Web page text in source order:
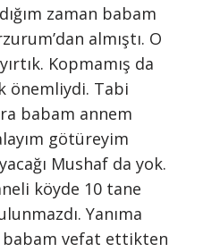
zaman babam
almıştı. O
Kopmamış da
önemliydi. Tabi
babam annem
götüreyim
Mushaf da yok.
köyde 10 tane
Yanıma
babam vefat ettikten